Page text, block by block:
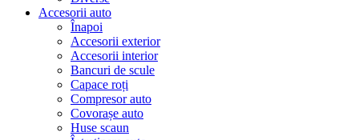
Accesorii auto
Înapoi
Accesorii exterior
Accesorii interior
Bancuri de scule
Capace roți
Compresor auto
Covorașe auto
Huse scaun